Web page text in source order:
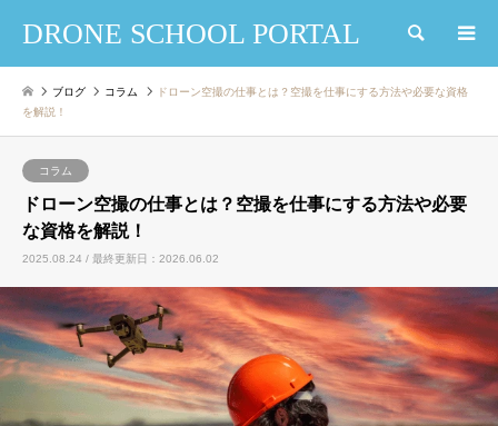
DRONE SCHOOL PORTAL 検索
ブログ コラム
ドローン空撮の仕事とは？空撮を仕事にする方法や必要な資格
を解説！
コラム
ドローン空撮の仕事とは？空撮を仕事にする方法や必要
な資格を解説！
2025.08.24 / 最終更新日：2026.06.02